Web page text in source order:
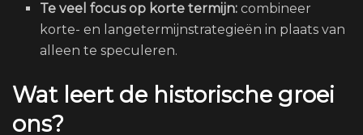
Te veel focus op korte termijn: combineer
korte- en langetermijnstrategieën in plaats van
alleen te speculeren.
Wat leert de historische groei
ons?